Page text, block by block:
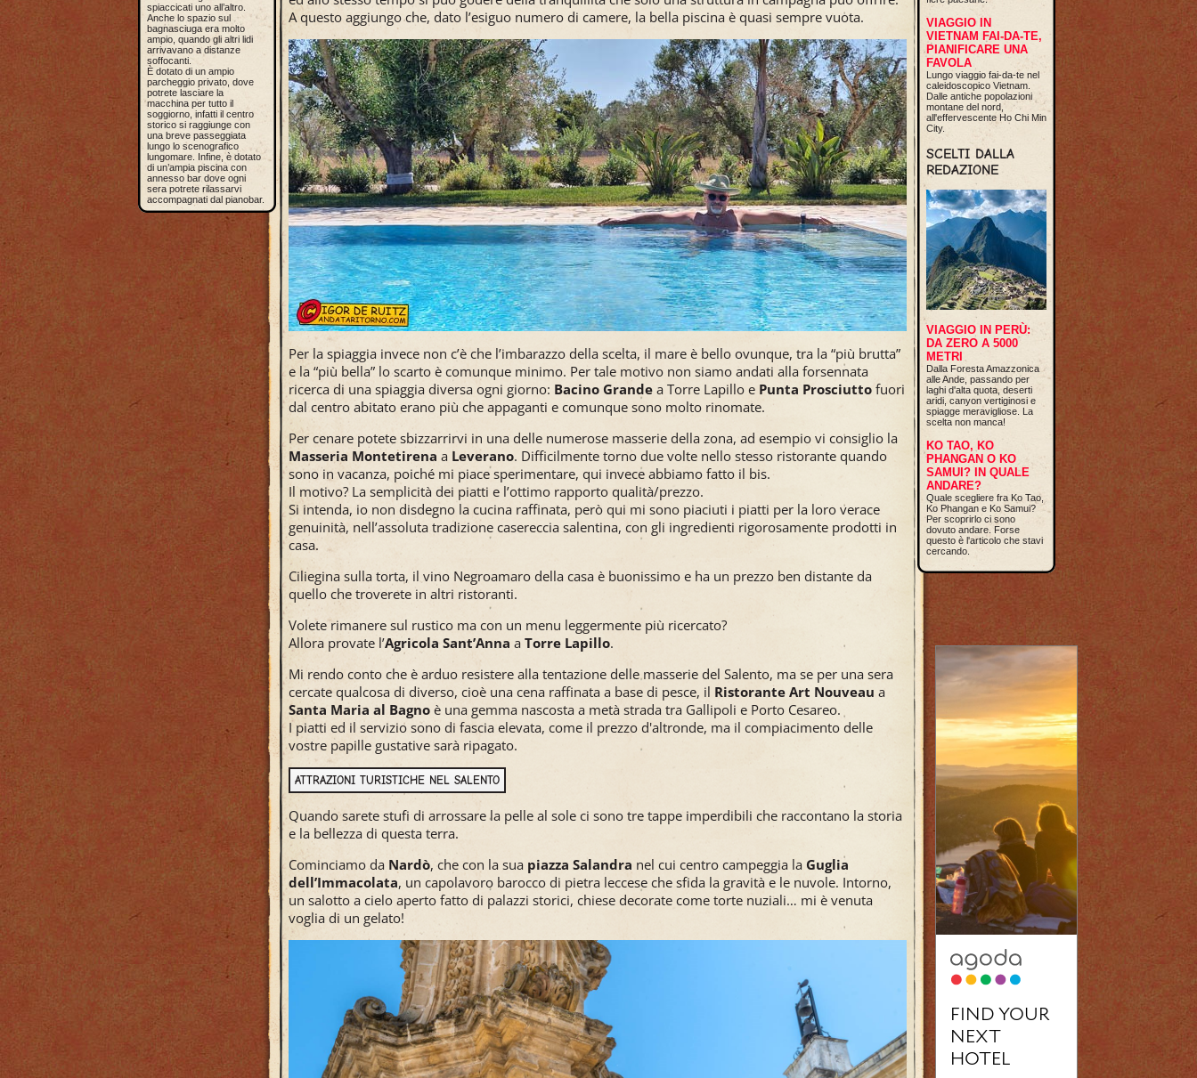
A questo aggiungo che, dato l’esiguo numero di camere, la bella piscina è quasi sempre vuota.
Per la spiaggia invece non c’è che l’imbarazzo della scelta, il mare è bello ovunque, tra la “più brutta”
e la “più bella” lo scarto è comunque minimo. Per tale motivo non siamo andati alla forsennata
ricerca di una spiaggia diversa ogni giorno: Bacino Grande a Torre Lapillo e Punta Prosciutto fuori
dal centro abitato erano più che appaganti e comunque sono molto rinomate.
Per cenare potete sbizzarrirvi in una delle numerose masserie della zona, ad esempio vi consiglio la
Masseria Montetirena a Leverano. Difficilmente torno due volte nello stesso ristorante quando
sono in vacanza, poiché mi piace sperimentare, qui invece abbiamo fatto il bis.
Il motivo? La semplicità dei piatti e l’ottimo rapporto qualità/prezzo.
Si intenda, io non disdegno la cucina raffinata, però qui mi sono piaciuti i piatti per la loro verace
genuinità, nell’assoluta tradizione casereccia salentina, con gli ingredienti rigorosamente prodotti in
casa.
Ciliegina sulla torta, il vino Negroamaro della casa è buonissimo e ha un prezzo ben distante da
quello che troverete in altri ristoranti.
Volete rimanere sul rustico ma con un menu leggermente più ricercato?
Allora provate l’Agricola Sant’Anna a Torre Lapillo.
Mi rendo conto che è arduo resistere alla tentazione delle masserie del Salento, ma se per una sera
cercate qualcosa di diverso, cioè una cena raffinata a base di pesce, il Ristorante Art Nouveau a
Santa Maria al Bagno è una gemma nascosta a metà strada tra Gallipoli e Porto Cesareo.
I piatti ed il servizio sono di fascia elevata, come il prezzo d'altronde, ma il compiacimento delle
vostre papille gustative sarà ripagato.
ATTRAZIONI TURISTICHE NEL SALENTO
Quando sarete stufi di arrossare la pelle al sole ci sono tre tappe imperdibili che raccontano la storia
e la bellezza di questa terra.
Cominciamo da Nardò, che con la sua piazza Salandra nel cui centro campeggia la Guglia
dell’Immacolata, un capolavoro barocco di pietra leccese che sfida la gravità e le nuvole. Intorno,
un salotto a cielo aperto fatto di palazzi storici, chiese decorate come torte nuziali… mi è venuta
voglia di un gelato!
spiaccicati uno all’altro.
Anche lo spazio sul
bagnasciuga era molto
ampio, quando gli altri lidi
arrivavano a distanze
soffocanti.
È dotato di un ampio
parcheggio privato, dove
potrete lasciare la
macchina per tutto il
soggiorno, infatti il centro
storico si raggiunge con
una breve passeggiata
lungo lo scenografico
lungomare. Infine, è dotato
di un’ampia piscina con
annesso bar dove ogni
sera potrete rilassarvi
accompagnati dal pianobar.
VIAGGIO IN
VIETNAM FAI-DA-TE,
PIANIFICARE UNA
FAVOLA
Lungo viaggio fai-da-te nel
caleidoscopico Vietnam.
Dalle antiche popolazioni
montane del nord,
all'effervescente Ho Chi Min
City.
SCELTI DALLA
REDAZIONE
VIAGGIO IN PERÙ:
DA ZERO A 5000
METRI
Dalla Foresta Amazzonica
alle Ande, passando per
laghi d'alta quota, deserti
aridi, canyon vertiginosi e
spiagge meravigliose. La
scelta non manca!
KO TAO, KO
PHANGAN O KO
SAMUI? IN QUALE
ANDARE?
Quale scegliere fra Ko Tao,
Ko Phangan e Ko Samui?
Per scoprirlo ci sono
dovuto andare. Forse
questo è l'articolo che stavi
cercando.